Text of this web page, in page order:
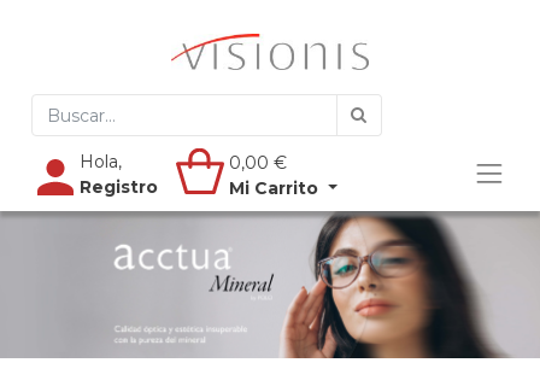
Hola,
Registro
0,00 €
Mi Carrito